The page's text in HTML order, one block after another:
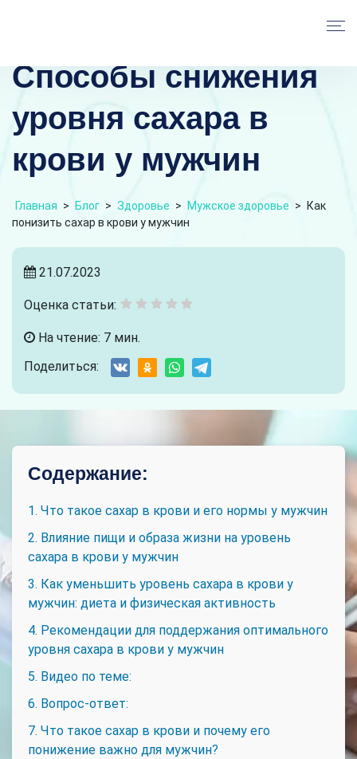
Способы снижения
уровня сахара в
крови у мужчин
Главная > Блог > Здоровье > Мужское здоровье >
Как
понизить сахар в крови у мужчин
21.07.2023
Оценка статьи:
На чтение: 7 мин.
Поделиться:
Содержание:
1. Что такое сахар в крови и его нормы у мужчин
2. Влияние пищи и образа жизни на уровень
сахара в крови у мужчин
3. Как уменьшить уровень сахара в крови у
мужчин: диета и физическая активность
4. Рекомендации для поддержания оптимального
уровня сахара в крови у мужчин
5. Видео по теме:
6. Вопрос-ответ:
7. Что такое сахар в крови и почему его
понижение важно для мужчин?